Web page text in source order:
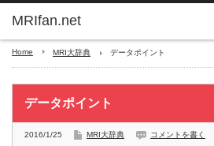
MRIfan.net
Home MRI大辞典 データポイント
データポイント
2016/1/25 MRI大辞典 コメントを書く